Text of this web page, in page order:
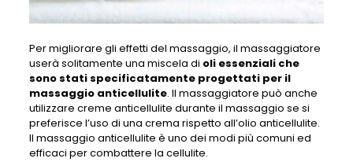
Per migliorare gli effetti del massaggio, il massaggiatore
userà solitamente una miscela di oli essenziali che
sono stati specificatamente progettati per il
massaggio anticellulite. Il massaggiatore può anche
utilizzare creme anticellulite durante il massaggio se si
preferisce l’uso di una crema rispetto all’olio anticellulite.
Il massaggio anticellulite è uno dei modi più comuni ed
efficaci per combattere la cellulite.